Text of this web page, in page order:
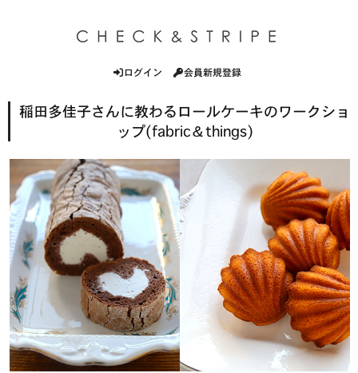
ログイン 会員新規登録
稲田多佳子さんに教わるロールケーキのワークショ
ップ(fabric＆things)